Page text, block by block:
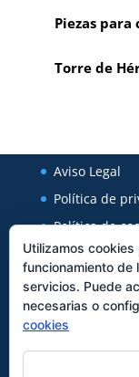
Piezas para
Torre de
Aviso Legal
Política de
Política de
Utilizamos
funcionamiento de
servicios. Puede
necesarias o
cookies